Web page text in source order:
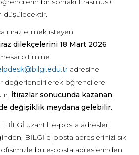
düşülecektir.
itiraz etmek isteyen
dilekçelerini 18 Mart 2026
bitimine
adresine
değerlendirilerek öğrencilere
İtirazlar sonucunda kazanan
değişiklik meydana gelebilir.
uzantılı e-posta adresleri
BİLGİ e-posta adreslerinizi sık
bu e-posta adreslerinden